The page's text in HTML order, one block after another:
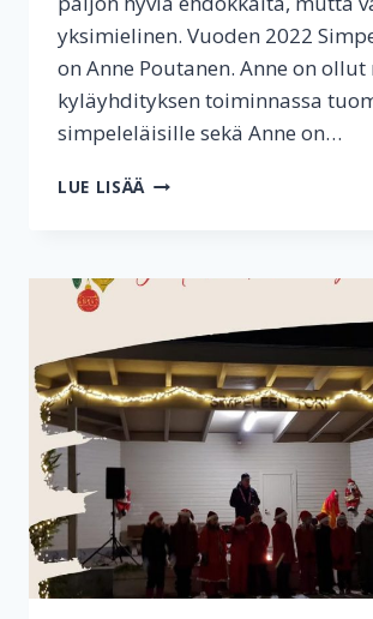
yksimielinen. Vuoden 2022
on Anne Poutanen. Anne on ollut
kyläyhdityksen toiminnassa
simpeleläisille sekä Anne on…
LUE LISÄÄ VENETSIALAISET